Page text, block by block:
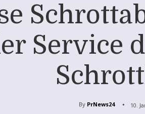
Service
By PrNews24 10.